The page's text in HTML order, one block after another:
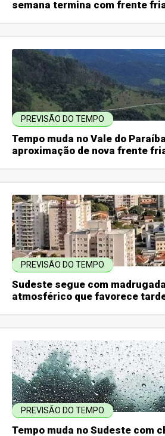
semana termina com frente
PREVISÃO DO TEMPO
Tempo muda no Vale do
aproximação de nova frente
PREVISÃO DO TEMPO
Sudeste segue com
atmosférico que favorece
PREVISÃO DO TEMPO
Tempo muda no Sudeste com